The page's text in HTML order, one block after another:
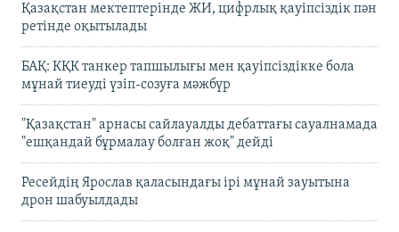
Қазақстан мектептерінде ЖИ, цифрлық қауіпсіздік пән
ретінде оқытылады
БАҚ: КҚК танкер тапшылығы мен қауіпсіздікке бола
мұнай тиеуді үзіп-созуға мәжбүр
"Қазақстан" арнасы сайлауалды дебаттағы сауалнамада
"ешқандай бұрмалау болған жоқ" дейді
Ресейдің Ярослав қаласындағы ірі мұнай зауытына
дрон шабуылдады